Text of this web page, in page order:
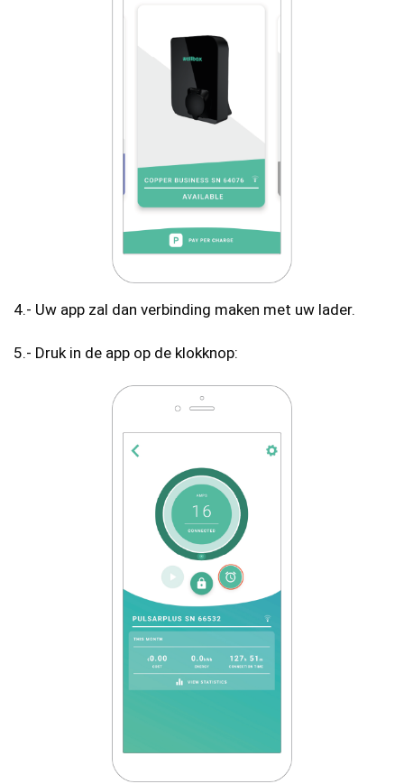
4.- Uw app zal dan verbinding maken met uw lader.
5.- Druk in de app op de klokknop: